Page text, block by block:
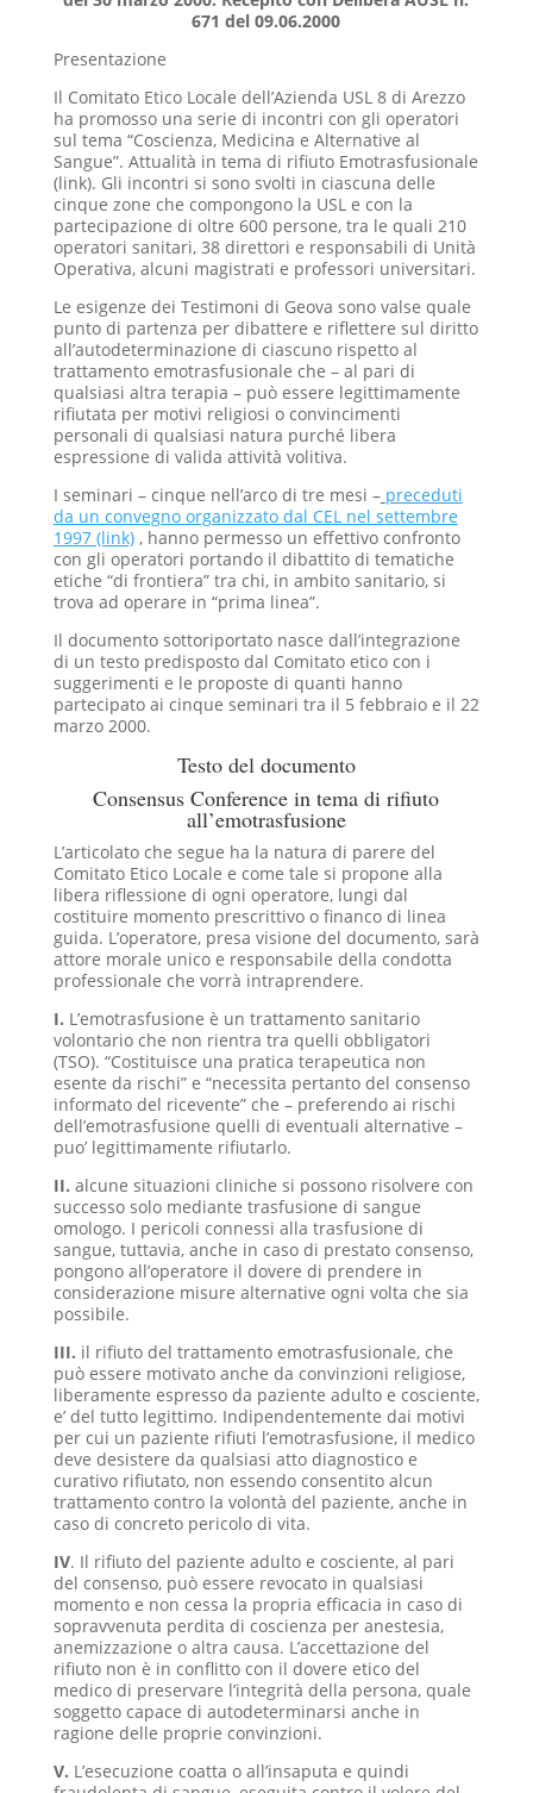
671 del 09.06.2000
Presentazione
Il Comitato Etico Locale dell’Azienda USL 8 di Arezzo
ha promosso una serie di incontri con gli operatori
sul tema “Coscienza, Medicina e Alternative al
Sangue”. Attualità in tema di rifiuto Emotrasfusionale
(link). Gli incontri si sono svolti in ciascuna delle
cinque zone che compongono la USL e con la
partecipazione di oltre 600 persone, tra le quali 210
operatori sanitari, 38 direttori e responsabili di Unità
Operativa, alcuni magistrati e professori universitari.
Le esigenze dei Testimoni di Geova sono valse quale
punto di partenza per dibattere e riflettere sul diritto
all’autodeterminazione di ciascuno rispetto al
trattamento emotrasfusionale che – al pari di
qualsiasi altra terapia – può essere legittimamente
rifiutata per motivi religiosi o convincimenti
personali di qualsiasi natura purché libera
espressione di valida attività volitiva.
I seminari – cinque nell’arco di tre mesi – preceduti
da un convegno organizzato dal CEL nel settembre
1997 (link), hanno permesso un effettivo confronto
con gli operatori portando il dibattito di tematiche
etiche “di frontiera” tra chi, in ambito sanitario, si
trova ad operare in “prima linea”.
Il documento sottoriportato nasce dall’integrazione
di un testo predisposto dal Comitato etico con i
suggerimenti e le proposte di quanti hanno
partecipato ai cinque seminari tra il 5 febbraio e il 22
marzo 2000.
Testo del documento
Consensus Conference in tema di rifiuto
all’emotrasfusione
L’articolato che segue ha la natura di parere del
Comitato Etico Locale e come tale si propone alla
libera riflessione di ogni operatore, lungi dal
costituire momento prescrittivo o financo di linea
guida. L’operatore, presa visione del documento, sarà
attore morale unico e responsabile della condotta
professionale che vorrà intraprendere.
I. L’emotrasfusione è un trattamento sanitario
volontario che non rientra tra quelli obbligatori
(TSO). “Costituisce una pratica terapeutica non
esente da rischi” e “necessita pertanto del consenso
informato del ricevente” che – preferendo ai rischi
dell’emotrasfusione quelli di eventuali alternative –
puo’ legittimamente rifiutarlo.
II. alcune situazioni cliniche si possono risolvere con
successo solo mediante trasfusione di sangue
omologo. I pericoli connessi alla trasfusione di
sangue, tuttavia, anche in caso di prestato consenso,
pongono all’operatore il dovere di prendere in
considerazione misure alternative ogni volta che sia
possibile.
III. il rifiuto del trattamento emotrasfusionale, che
può essere motivato anche da convinzioni religiose,
liberamente espresso da paziente adulto e cosciente,
e’ del tutto legittimo. Indipendentemente dai motivi
per cui un paziente rifiuti l’emotrasfusione, il medico
deve desistere da qualsiasi atto diagnostico e
curativo rifiutato, non essendo consentito alcun
trattamento contro la volontà del paziente, anche in
caso di concreto pericolo di vita.
IV. Il rifiuto del paziente adulto e cosciente, al pari
del consenso, può essere revocato in qualsiasi
momento e non cessa la propria efficacia in caso di
sopravvenuta perdita di coscienza per anestesia,
anemizzazione o altra causa. L’accettazione del
rifiuto non è in conflitto con il dovere etico del
medico di preservare l’integrità della persona, quale
soggetto capace di autodeterminarsi anche in
ragione delle proprie convinzioni.
V. L’esecuzione coatta o all’insaputa e quindi